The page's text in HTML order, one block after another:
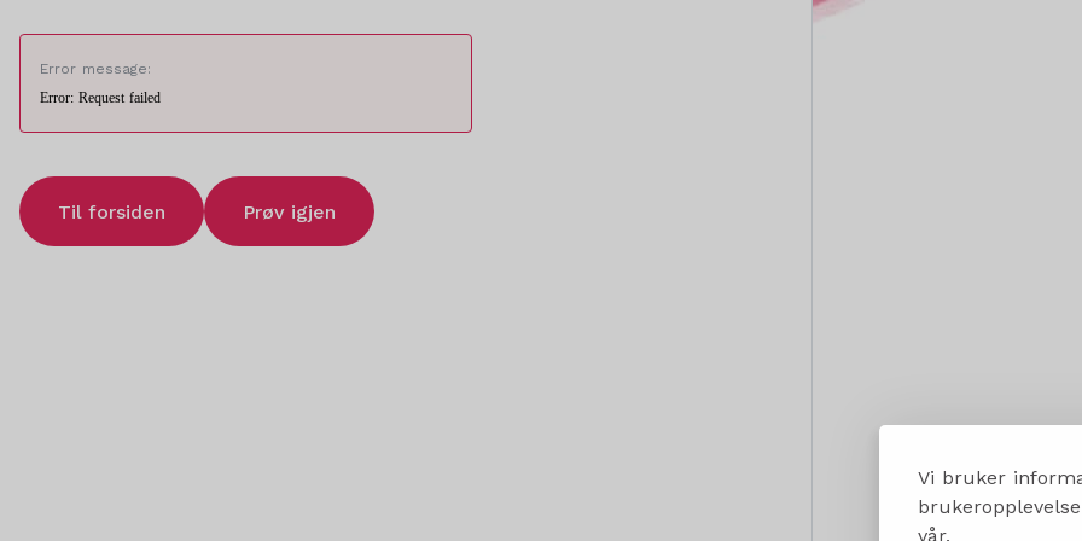
Vi bruker
vår.
Error message:
Error: Request failed
Til forsiden Prøv igjen